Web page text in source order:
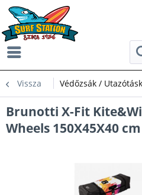
Vissza Védőzsák /
Brunotti X-Fit
Wheels 150X45X40 cm